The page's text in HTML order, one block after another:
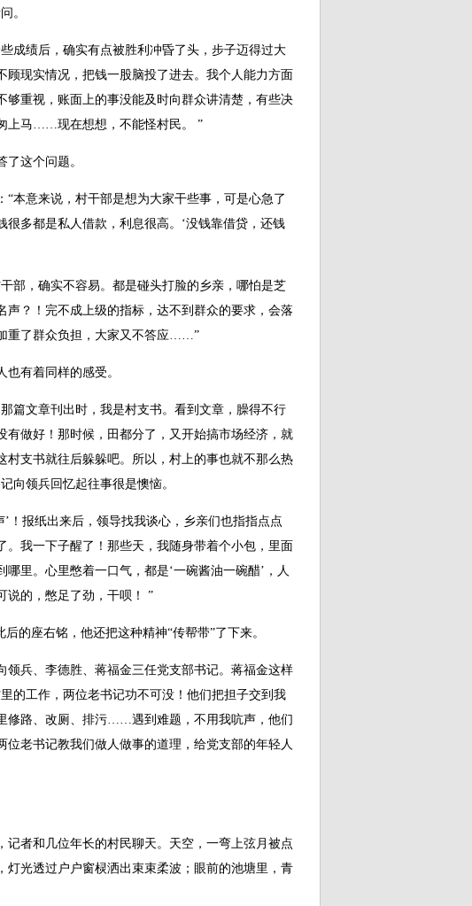
。
绩后，确实有点被胜利冲昏了头，步子迈得过大
顾现实情况，把钱一股脑投了进去。我个人能力方面
够重视，账面上的事没能及时向群众讲清楚，有些决
上马……现在想想，不能怪村民。 ”
这个问题。
意来说，村干部是想为大家干些事，可是心急了
很多都是私人借款，利息很高。‘没钱靠借贷，还钱
，确实不容易。都是碰头打脸的乡亲，哪怕是芝
声？！完不成上级的指标，达不到群众的要求，会落
重了群众负担，大家又不答应……”
有着同样的感受。
文章刊出时，我是村支书。看到文章，臊得不行
有做好！那时候，田都分了，又开始搞市场经济，就
村支书就往后躲躲吧。所以，村上的事也就不那么热
领兵回忆起往事很是懊恼。
报纸出来后，领导找我谈心，乡亲们也指指点点
我一下子醒了！那些天，我随身带着个小包，里面
里。心里憋着一口气，都是‘一碗酱油一碗醋’，人
说的，憋足了劲，干呗！ ”
座右铭，他还把这种精神“传帮带”了下来。
兵、李德胜、蒋福金三任党支部书记。蒋福金这样
的工作，两位老书记功不可没！他们把担子交到我
修路、改厕、排污……遇到难题，不用我吭声，他们
位老书记教我们做人做事的道理，给党支部的年轻人
者和几位年长的村民聊天。天空，一弯上弦月被点
灯光透过户户窗棂洒出束束柔波；眼前的池塘里，青